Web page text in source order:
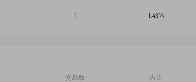
1 1.43%
交易数 占比